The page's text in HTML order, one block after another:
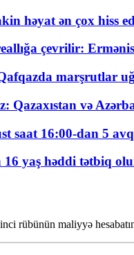
həyat ən çox hiss
çevrilir:
marşrutlar
Qazaxıstan və
saat 16:00-dan 5
16 yaş həddi tətbiq
rübünün maliyyə